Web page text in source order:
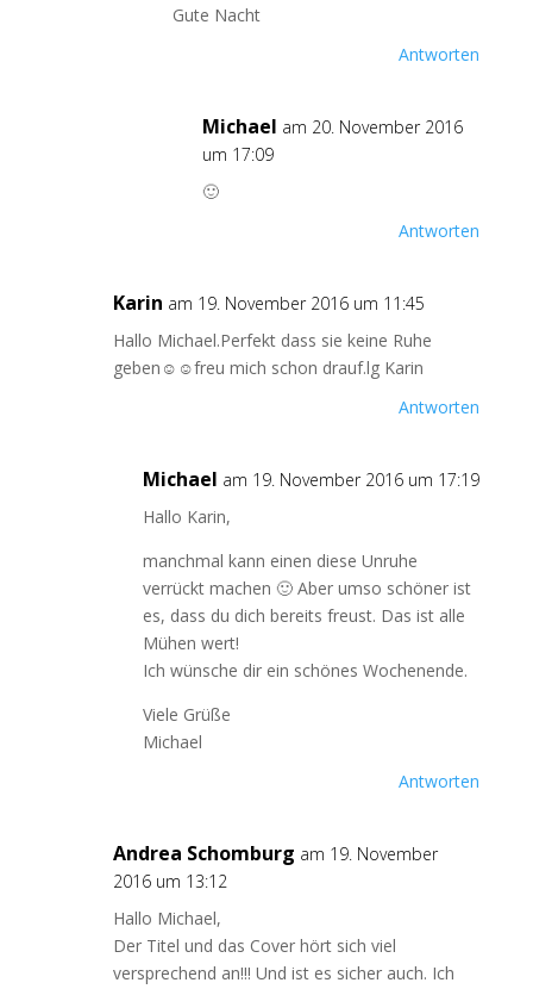
Gute Nacht
Antworten
Michael am 20. November 2016
um 17:09
🙂
Antworten
Karin am 19. November 2016 um 11:45
Hallo Michael.Perfekt dass sie keine Ruhe
geben☺☺freu mich schon drauf.lg Karin
Antworten
Michael am 19. November 2016 um 17:19
Hallo Karin,
manchmal kann einen diese Unruhe
verrückt machen 🙂 Aber umso schöner ist
es, dass du dich bereits freust. Das ist alle
Mühen wert!
Ich wünsche dir ein schönes Wochenende.
Viele Grüße
Michael
Antworten
Andrea Schomburg am 19. November
2016 um 13:12
Hallo Michael,
Der Titel und das Cover hört sich viel
versprechend an!!! Und ist es sicher auch. Ich